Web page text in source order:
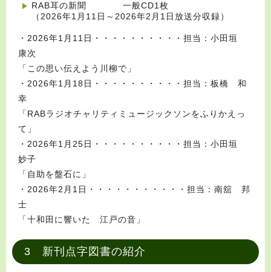
RAB耳の新聞 一般CD1枚
（2026年1月11日～2026年2月1日放送分収録）
・2026年1月11日・・・・・・・・・・担当：小田垣
康次
「この思い伝えよう川柳で」
・2026年1月18日・・・・・・・・・・担当：板橋 和
幸
「RABラジオチャリティミュージックソンをふりかえっ
て」
・2026年1月25日・・・・・・・・・・担当：小田垣
妙子
「自助を盤石に」
・2026年2月1日・・・・・・・・・・・担当：南舘 邦
士
「十和田に響いた 江戸の音」
3 新刊点字図書の紹介